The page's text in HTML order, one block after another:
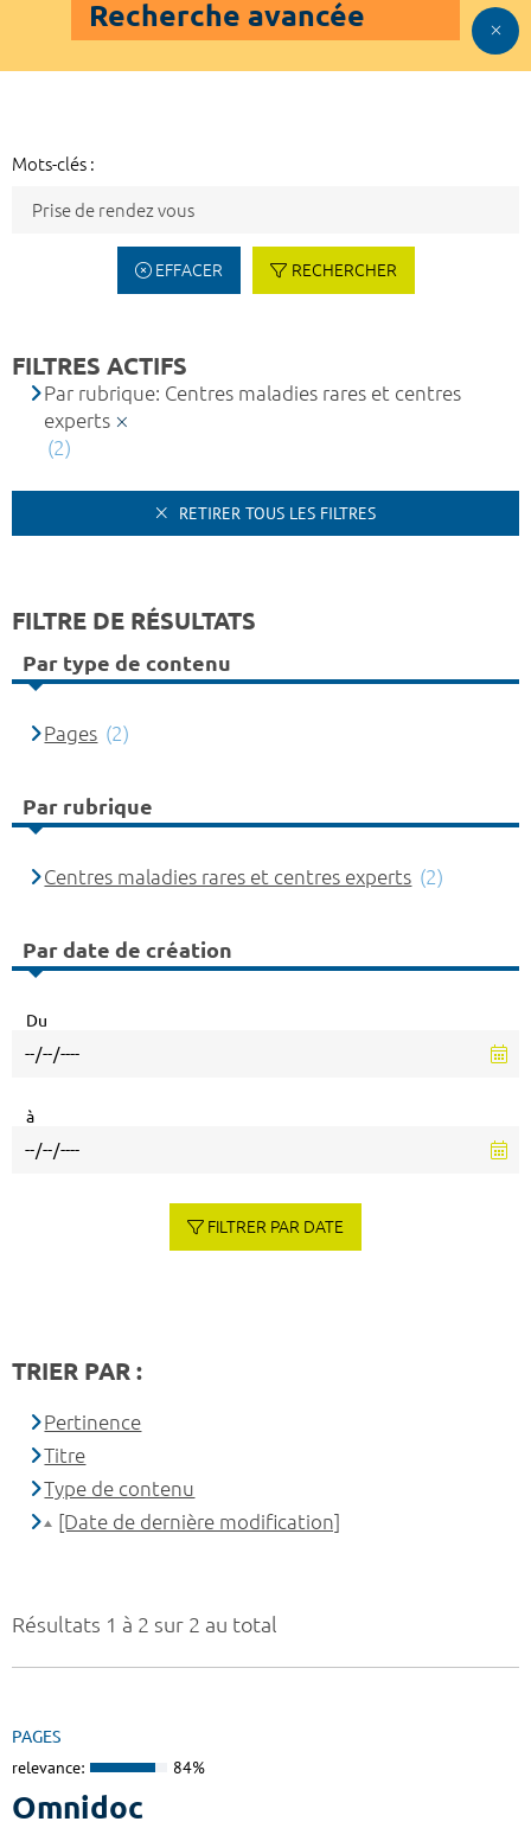
Recherche avancée
Mots-clés :
EFFACER RECHERCHER
Résultats 1 à 2 sur 2 au total
PAGES
relevance: 84%
Omnidoc
FILTRES ACTIFS
Par rubrique: Centres maladies rares et centres
experts
(2)
RETIRER TOUS LES FILTRES
FILTRE DE RÉSULTATS
Par type de contenu
Pages (2)
Par rubrique
Centres maladies rares et centres experts (2)
Par date de création
Du
à
FILTRER PAR DATE
TRIER PAR :
Pertinence
Titre
Type de contenu
[Date de dernière modification]